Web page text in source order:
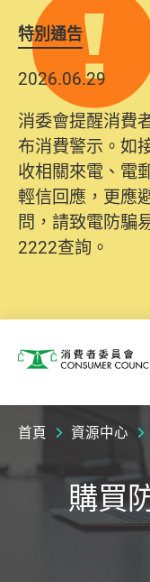
特別通告
2026.06.29
消委會提醒消費
布消費警示。如
收相關來電、電
輕信回應，更應
問，請致電防騙
2222查詢。
消費者委員會
首頁 資源中心
購買